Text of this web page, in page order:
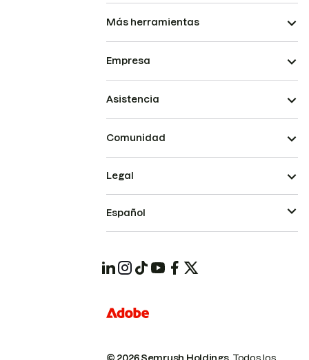
Más herramientas
Empresa
Asistencia
Comunidad
Legal
Español